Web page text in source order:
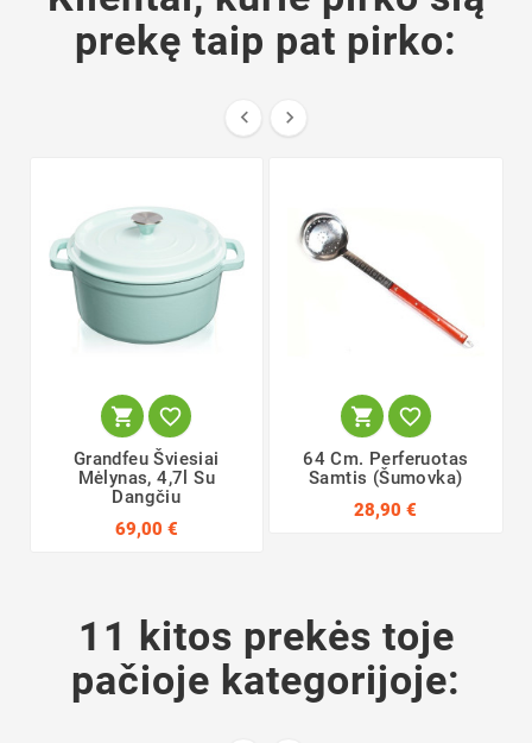
prekę taip pat pirko:
 
 
Grandfeu Šviesiai
Mėlynas, 4,7l Su
Dangčiu
69,00 €
 
64 Cm. Perferuotas
Samtis (šumovka)
28,90 €
11 kitos prekės toje
pačioje kategorijoje: